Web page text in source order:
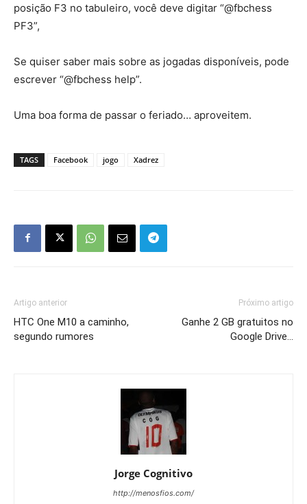
posição F3 no tabuleiro, você deve digitar “@fbchess
PF3”,
Se quiser saber mais sobre as jogadas disponíveis, pode
escrever “@fbchess help”.
Uma boa forma de passar o feriado… aproveitem.
TAGS Facebook jogo Xadrez
Artigo anterior
HTC One M10 a caminho,
segundo rumores
Próximo artigo
Ganhe 2 GB gratuitos no
Google Drive…
Jorge Cognitivo
http://menosfios.com/